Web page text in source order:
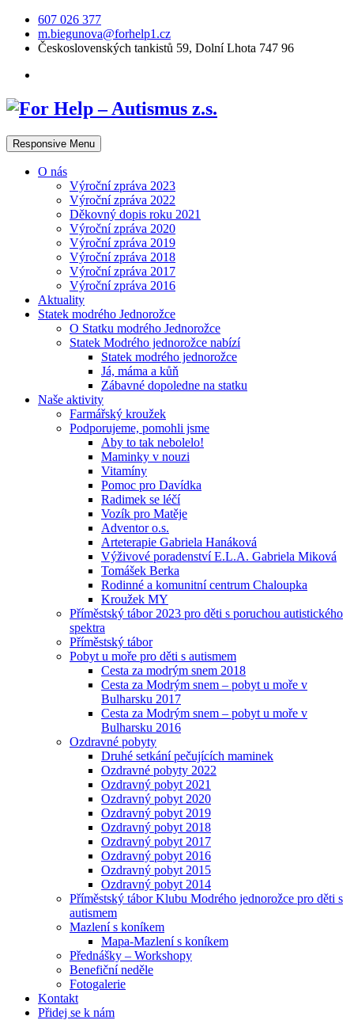
607 026 377
m.biegunova@forhelp1.cz
Československých tankistů 59, Dolní Lhota 747 96
Responsive Menu
O nás
Výroční zpráva 2023
Výroční zpráva 2022
Děkovný dopis roku 2021
Výroční zpráva 2020
Výroční zpráva 2019
Výroční zpráva 2018
Výroční zpráva 2017
Výroční zpráva 2016
Aktuality
Statek modrého Jednorožce
O Statku modrého Jednorožce
Statek Modrého jednorožce nabízí
Statek modrého jednorožce
Já, máma a kůň
Zábavné dopoledne na statku
Naše aktivity
Farmářský kroužek
Podporujeme, pomohli jsme
Aby to tak nebolelo!
Maminky v nouzi
Vitamíny
Pomoc pro Davídka
Radimek se léčí
Vozík pro Matěje
Adventor o.s.
Arteterapie Gabriela Hanáková
Výživové poradenství E.L.A. Gabriela Miková
Tomášek Berka
Rodinné a komunitní centrum Chaloupka
Kroužek MY
Příměstský tábor 2023 pro děti s poruchou autistického
spektra
Příměstský tábor
Pobyt u moře pro děti s autismem
Cesta za modrým snem 2018
Cesta za Modrým snem – pobyt u moře v
Bulharsku 2017
Cesta za Modrým snem – pobyt u moře v
Bulharsku 2016
Ozdravné pobyty
Druhé setkání pečujících maminek
Ozdravné pobyty 2022
Ozdravný pobyt 2021
Ozdravný pobyt 2020
Ozdravný pobyt 2019
Ozdravný pobyt 2018
Ozdravný pobyt 2017
Ozdravný pobyt 2016
Ozdravný pobyt 2015
Ozdravný pobyt 2014
Příměstský tábor Klubu Modrého jednorožce pro děti s
autismem
Mazlení s koníkem
Mapa-Mazlení s koníkem
Přednášky – Workshopy
Benefiční neděle
Fotogalerie
Kontakt
Přidej se k nám